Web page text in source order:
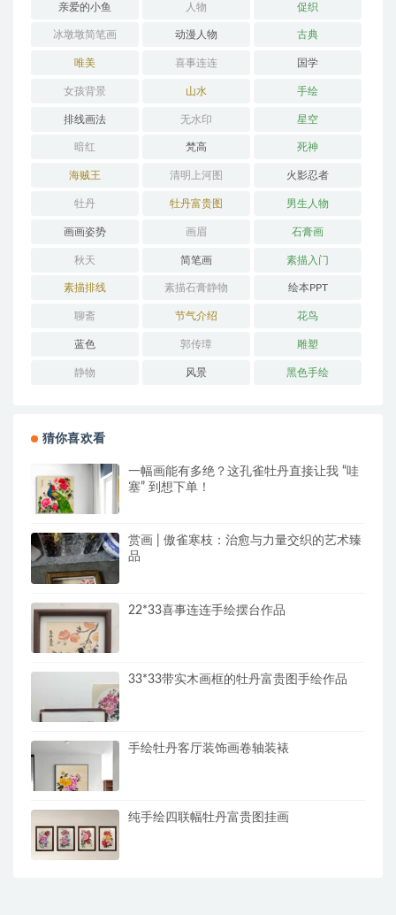
亲爱的小鱼 人物 促织
冰墩墩简笔画 动漫人物 古典
唯美 喜事连连 国学
女孩背景 山水 手绘
排线画法 无水印 星空
暗红 梵高 死神
海贼王 清明上河图 火影忍者
牡丹 牡丹富贵图 男生人物
画画姿势 画眉 石膏画
秋天 简笔画 素描入门
素描排线 素描石膏静物 绘本PPT
聊斋 节气介绍 花鸟
蓝色 郭传璋 雕塑
静物 风景 黑色手绘
猜你喜欢看
一幅画能有多绝？这孔雀牡丹直接让我 “哇
塞” 到想下单！
赏画 | 傲雀寒枝：治愈与力量交织的艺术臻
品
22*33喜事连连手绘摆台作品
33*33带实木画框的牡丹富贵图手绘作品
手绘牡丹客厅装饰画卷轴装裱
纯手绘四联幅牡丹富贵图挂画